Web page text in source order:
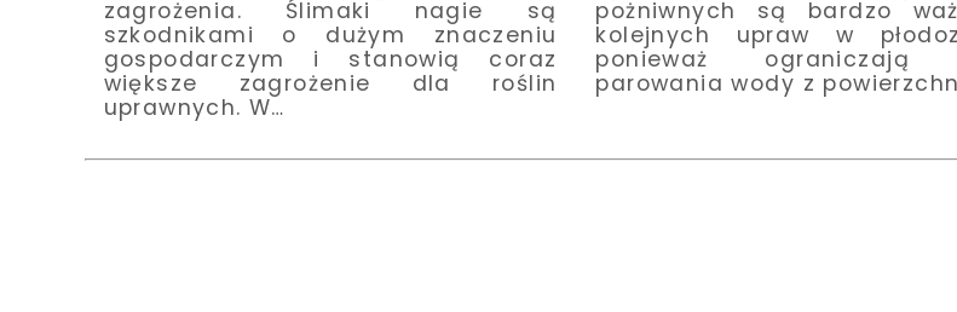
zagrożenia. Ślimaki nagie są
szkodnikami o dużym znaczeniu
gospodarczym i stanowią coraz
większe zagrożenie dla roślin
uprawnych. W…
pożniwnych są bardzo
kolejnych upraw w
ponieważ ograniczają
parowania wody z